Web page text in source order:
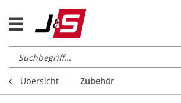
Übersicht Zubehör